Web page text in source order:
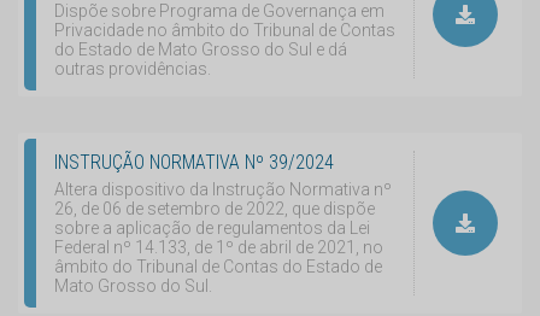
Dispõe sobre Programa de Governança em
Privacidade no âmbito do Tribunal de Contas
do Estado de Mato Grosso do Sul e dá
outras providências.
INSTRUÇÃO NORMATIVA Nº 39/2024
Altera dispositivo da Instrução Normativa nº
26, de 06 de setembro de 2022, que dispõe
sobre a aplicação de regulamentos da Lei
Federal nº 14.133, de 1º de abril de 2021, no
âmbito do Tribunal de Contas do Estado de
Mato Grosso do Sul.